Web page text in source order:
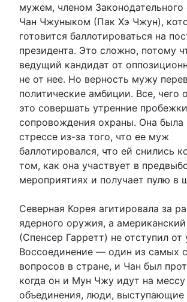
мужем, членом Законодательного
Чан Чжуныком (Пак Хэ Чжун),
готовится баллотироваться на
президента. Это сложно, потому
ведущий кандидат от
не от нее. Но верность мужу
политические амбиции. Все, чего
это совершать утренние
сопровождения охраны. Она была
стрессе из-за того, что ее муж
баллотировался, что ей снились
том, как она участвует в
мероприятиях и получает пулю в
Северная Корея агитировала за
ядерного оружия, а американский
(Спенсер Гарретт) не отступил от
Воссоединение — один из самых
вопросов в стране, и Чан был
когда он и Мун Чжу идут на мессу
объединения, люди, выступающие